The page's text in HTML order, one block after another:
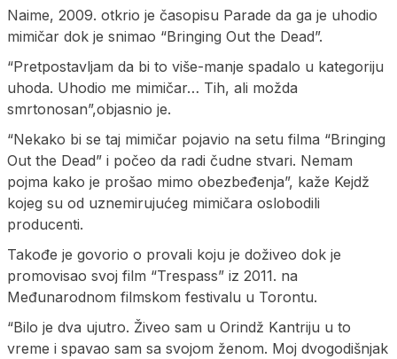
Naime, 2009. otkrio je časopisu Parade da ga je uhodio
mimičar dok je snimao “Bringing Out the Dead”.
“Pretpostavljam da bi to više-manje spadalo u kategoriju
uhoda. Uhodio me mimičar… Tih, ali možda
smrtonosan”,objasnio je.
“Nekako bi se taj mimičar pojavio na setu filma “Bringing
Out the Dead” i počeo da radi čudne stvari. Nemam
pojma kako je prošao mimo obezbeđenja”, kaže Kejdž
kojeg su od uznemirujućeg mimičara oslobodili
producenti.
Takođe je govorio o provali koju je doživeo dok je
promovisao svoj film “Trespass” iz 2011. na
Međunarodnom filmskom festivalu u Torontu.
“Bilo je dva ujutro. Živeo sam u Orindž Kantriju u to
vreme i spavao sam sa svojom ženom. Moj dvogodišnjak